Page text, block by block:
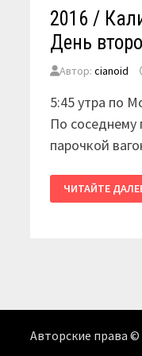
2016 /
День
Автор:cianoid
5:45 утра по
По соседнему
парочкой
/
КАЛИНИНГРАД
ЧИТАЙТЕ
Авторские права ©